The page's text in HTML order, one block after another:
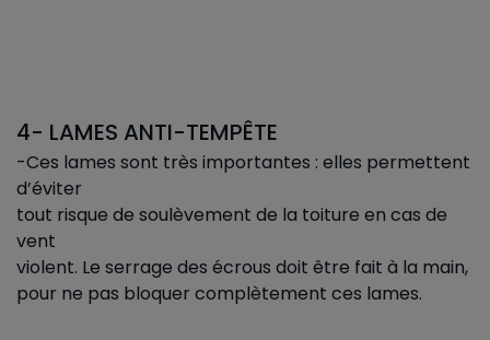
4- LAMES ANTI-TEMPÊTE
-Ces lames sont très importantes : elles permettent
d’éviter
tout risque de soulèvement de la toiture en cas de
vent
violent. Le serrage des écrous doit être fait à la main,
pour ne pas bloquer complètement ces lames.